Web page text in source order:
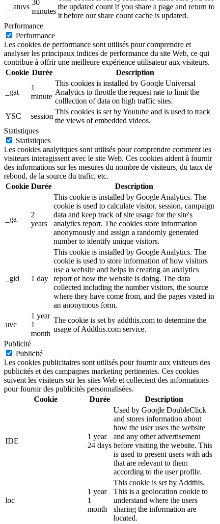
__atuvs
30
minutes
the updated count if you share a page and return to
it before our share count cache is updated.
Performance
Performance
Les cookies de performance sont utilisés pour comprendre et
analyser les principaux indices de performance du site Web, ce qui
contribue à offrir une meilleure expérience utilisateur aux visiteurs.
Cookie Durée Description
_gat
1
minute
This cookies is installed by Google Universal
Analytics to throttle the request rate to limit the
colllection of data on high traffic sites.
YSC
session
This cookies is set by Youtube and is used to track
the views of embedded videos.
Statistiques
Statistiques
Les cookies analytiques sont utilisés pour comprendre comment les
visiteurs interagissent avec le site Web. Ces cookies aident à fournir
des informations sur les mesures du nombre de visiteurs, du taux de
rebond, de la source du trafic, etc.
Cookie Durée Description
_ga
2
years
This cookie is installed by Google Analytics. The
cookie is used to calculate visitor, session, campaign
data and keep track of site usage for the site's
analytics report. The cookies store information
anonymously and assign a randomly generated
number to identify unique visitors.
_gid 1 day
This cookie is installed by Google Analytics. The
cookie is used to store information of how visitors
use a website and helps in creating an analytics
report of how the website is doing. The data
collected including the number visitors, the source
where they have come from, and the pages visted in
an anonymous form.
uvc
1 year
1
month
The cookie is set by addthis.com to determine the
usage of Addthis.com service.
Publicité
Publicité
Les cookies publicitaires sont utilisés pour fournir aux visiteurs des
publicités et des campagnes marketing pertinentes. Ces cookies
suivent les visiteurs sur les sites Web et collectent des informations
pour fournir des publicités personnalisées.
Cookie
Durée Description
IDE
1 year
24 days
Used by Google DoubleClick
and stores information about
how the user uses the website
and any other advertisement
before visiting the website. This
is used to present users with ads
that are relevant to them
according to the user profile.
loc
1 year
1
month
This cookie is set by Addthis.
This is a geolocation cookie to
understand where the users
sharing the information are
located.